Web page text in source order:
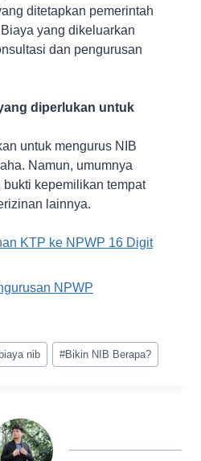
ditetapkan pemerintah
yang dikeluarkan
dan pengurusan
diperlukan untuk
untuk mengurus NIB
Namun, umumnya
bukti kepemilikan tempat
lainnya.
KTP ke NPWP 16 Digit
NPWP
nib #Bikin NIB Berapa?